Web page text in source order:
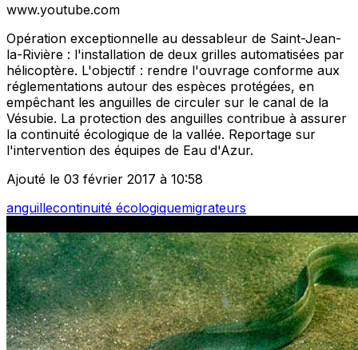
www.youtube.com
Opération exceptionnelle au dessableur de Saint-Jean-
la-Rivière : l'installation de deux grilles automatisées par
hélicoptère. L'objectif : rendre l'ouvrage conforme aux
réglementations autour des espèces protégées, en
empêchant les anguilles de circuler sur le canal de la
Vésubie. La protection des anguilles contribue à assurer
la continuité écologique de la vallée. Reportage sur
l'intervention des équipes de Eau d'Azur.
Ajouté le 03 février 2017 à 10:58
anguillecontinuité écologiquemigrateurs